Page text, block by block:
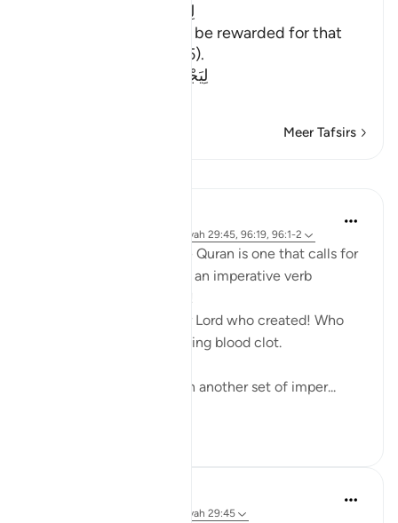
لِتُجْزَى كُلُّ نَفْسٍ بِمَا تَسْعَى
(that every person may be rewarded for that
which he strives) (20:15).
لِيَجْزِىَ الَّذِينَ أَسَاءُواْ بِمَا عَمِلُ
Meer Tafsirs
ayah 29:45, 96:19, 96:1-2
The first command in the Quran is one that calls for
us to become active. It is an imperative verb
requiring an action. Read!
Read in the name of your Lord who created! Who
created man from a clinging blood clot.
The surah concludes with another set of imper...
ayah 29:45